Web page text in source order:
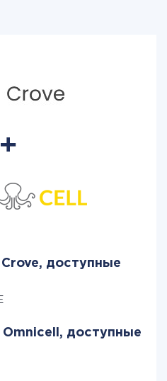
доступные
доступные